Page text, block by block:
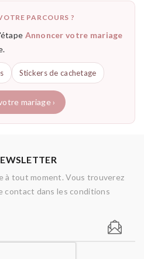
PARCOURS ?
Annoncer votre mariage
Stickers de cachetage
mariage ›
à tout moment. Vous trouverez
contact dans les conditions